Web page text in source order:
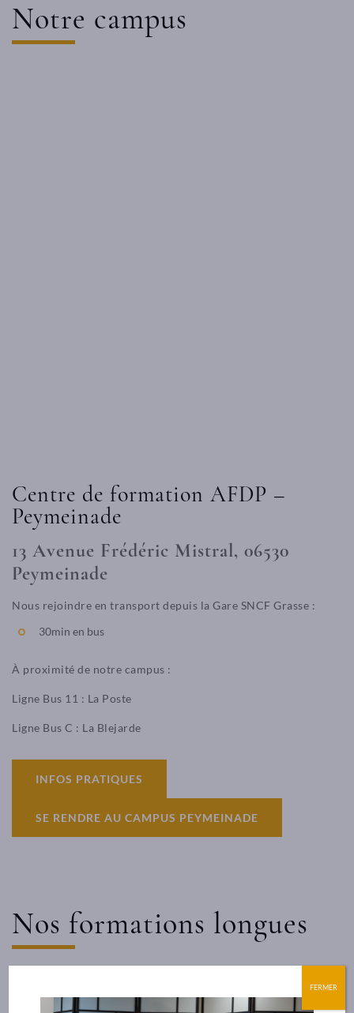
Notre campus
Centre de formation AFDP –
Peymeinade
13 Avenue Frédéric Mistral, 06530
Peymeinade
Nous rejoindre en transport depuis la Gare SNCF Grasse :
30min en bus
À proximité de notre campus :
Ligne Bus 11 : La Poste
Ligne Bus C : La Blejarde
INFOS PRATIQUES
SE RENDRE AU CAMPUS PEYMEINADE
Nos formations longues
10 jours - à partir de 1750€ TTC
Formation
25 jours - À partir de 3300
FERMER